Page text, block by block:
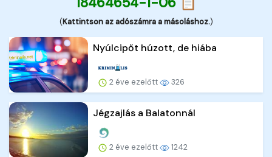
(Kattintson az adószámra a másoláshoz.)
Nyúlcipőt húzott, de hiába
2 éve ezelőtt 326
Jégzajlás a Balatonnál
2 éve ezelőtt 1242